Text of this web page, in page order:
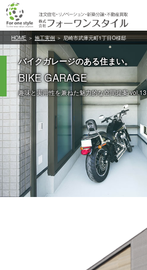
HOME ＞施工実例＞ 尼崎市武庫元町1丁目O様邸
バイクガレージのある住まい。
BIKE GARAGE
趣味と実用性を兼ねた魅力的な空間提案 vol.13